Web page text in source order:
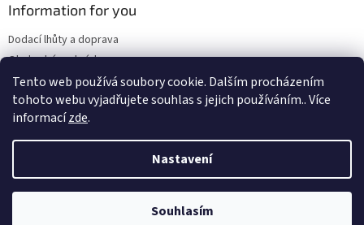
Tento web používá soubory cookie. Dalším procházením
tohoto webu vyjadřujete souhlas s jejich používáním.. Více
informacízde.
Nastavení
Souhlasím
Information for you
Dodací lhůty a doprava
Obchodní podmínky
Copyright 2026Retrostyl.cz. Všechna práva vyhrazena.